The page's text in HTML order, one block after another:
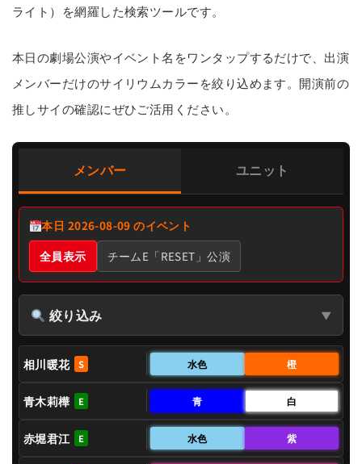
ライト）を網羅した検索ツールです。
本日の劇場公演やイベント名をワンタップするだけで、出演
メンバーだけのサイリウムカラーを絞り込めます。開演前の
推しサイの確認にぜひご活用ください。
メンバー ユニット
本日 2026-08-09 のイベント
全員表示
チームE「RESET」公演
絞り込み ▼
相川暖花 S 水色 橙
青木莉樺 E 青 白
赤堀君江 E 水色 紫